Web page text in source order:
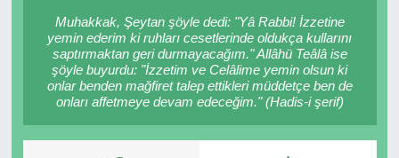
Muhakkak, Şeytan şöyle dedi: "Yâ Rabbi! İzzetine
yemin ederim ki ruhları cesetlerinde oldukça kullarını
saptırmaktan geri durmayacağım." Allâhü Teâlâ ise
şöyle buyurdu: "İzzetim ve Celâlime yemin olsun ki
onlar benden mağfiret talep ettikleri müddetçe ben de
onları affetmeye devam edeceğim." (Hadis-i şerif)
RESMİ REKLAM